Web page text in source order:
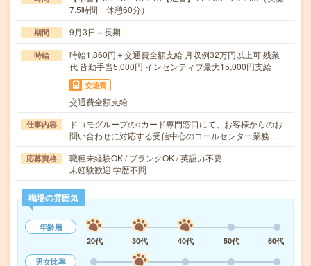
7.5時間 休憩60分）
期間 9月3日～長期
時給
時給1,860円＋交通費全額支給 月収例32万円以上可 残業
代 皆勤手当5,000円 インセンティブ最大15,000円支給
交通費
交通費全額支給
仕事内容
ドコモグループのdカード専門窓口にて、お客様からのお
問い合わせに対応する受信中心のコールセンター業務…
応募資格
職種未経験OK / ブランクOK / 英語力不要
未経験歓迎 学歴不問
職場の雰囲気
年齢層
20代
30代 40代 50代
60代
男女比率